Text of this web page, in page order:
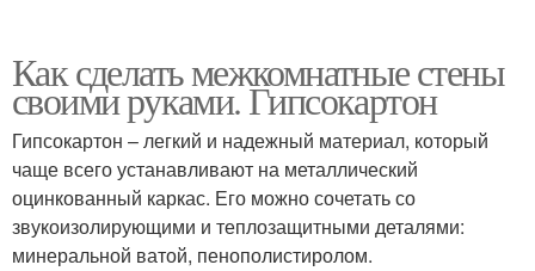
Как сделать межкомнатные стены
своими руками. Гипсокартон
Гипсокартон – легкий и надежный материал, который
чаще всего устанавливают на металлический
оцинкованный каркас. Его можно сочетать со
звукоизолирующими и теплозащитными деталями:
минеральной ватой, пенополистиролом.